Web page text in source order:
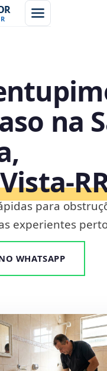
na
para
experientes
WHATSAPP